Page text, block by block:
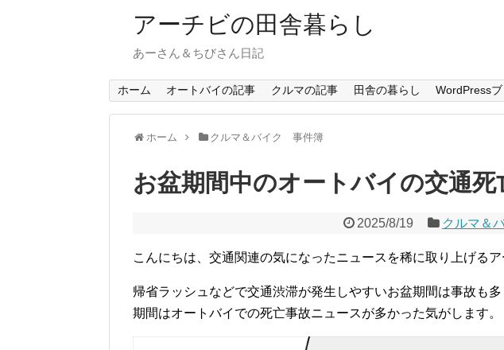
アーチビの田舎暮らし
あーさん＆ちびさん日記
ホーム オートバイの記事 クルマの記事 田舎の暮らし WordPress
ホーム クルマ＆バイク 事件簿
お盆期間中のオートバイの交通死
2025/8/19 クルマ＆
こんにちは、交通関連の気になったニュースを稀に取り上げるア
帰省ラッシュなどで交通渋滞が発生しやすいお盆期間は事故も多
期間はオートバイでの死亡事故ニュースが多かった気がします。